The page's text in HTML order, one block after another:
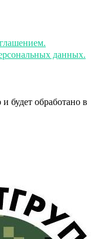
данных.
будет обработано в